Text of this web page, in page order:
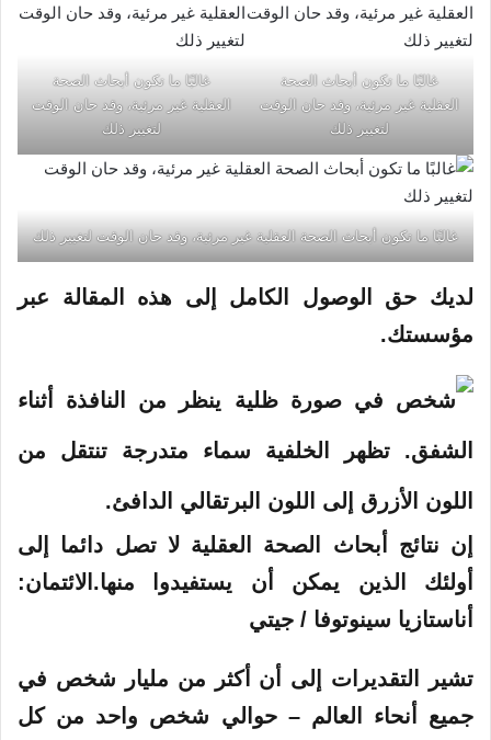
غالبًا ما تكون أبحاث الصحة
العقلية غير مرئية، وقد حان الوقت
لتغيير ذلك
غالبًا ما تكون أبحاث الصحة
العقلية غير مرئية، وقد حان الوقت
لتغيير ذلك
غالبًا ما تكون أبحاث الصحة العقلية غير مرئية، وقد حان الوقت لتغيير ذلك
لديك حق الوصول الكامل إلى هذه المقالة عبر
مؤسستك.
إن نتائج أبحاث الصحة العقلية لا تصل دائما إلى
أولئك الذين يمكن أن يستفيدوا منها. الائتمان:
أناستازيا سينوتوفا / جيتي
تشير التقديرات إلى أن أكثر من مليار شخص في
جميع أنحاء العالم – حوالي شخص واحد من كل